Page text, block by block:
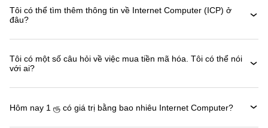
Tôi có thể tìm thêm thông tin về Internet Computer (ICP) ở
đâu?
Tôi có một số câu hỏi về việc mua tiền mã hóa. Tôi có thể nói
với ai?
Hôm nay 1 ரூ có giá trị bằng bao nhiêu Internet Computer?